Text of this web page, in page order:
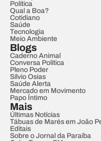
Política
Qual a Boa?
Cotidiano
Saúde
Tecnologia
Meio Ambiente
Blogs
Caderno Animal
Conversa Política
Pleno Poder
Sílvio Osias
Saúde Alerta
Mercado em Movimento
Papo Íntimo
Mais
Últimas Notícias
Tábuas de Marés em João
Editais
Sobre o Jornal da Paraíba